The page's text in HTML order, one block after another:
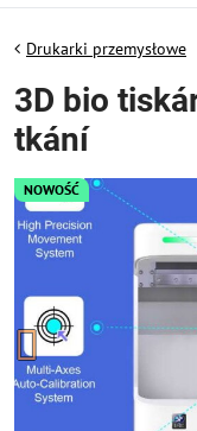
NOWOŚĆ
Drukarki przemysłowe
3D bio
tkání